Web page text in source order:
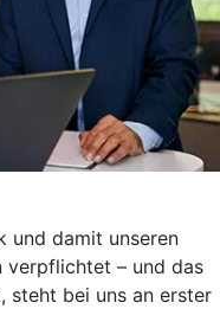
und damit unseren
verpflichtet – und das
steht bei uns an erster